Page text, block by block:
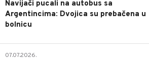
Navijači pucali na autobus sa
Argentincima: Dvojica su prebačena u
bolnicu
07.07.2026.